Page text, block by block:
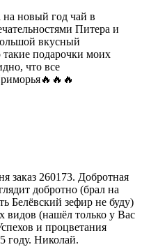
новый год чай в
Питера и
вкусный
подарочки моих
что все
заказ 260173. Добротная
добротно (брал на
Белёвский зефир не буду)
видов (нашёл только у Вас
и процветания
году. Николай.